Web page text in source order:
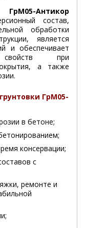
ГрМ05-Антикор
состав,
обработки
является
и обеспечивает
свойств при
а также
ГрМ05-
в бетоне;
консервации;
с
ремонте и